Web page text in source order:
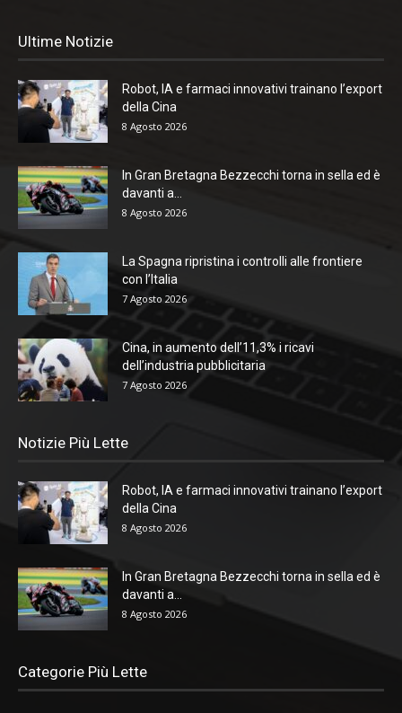
Ultime Notizie
Robot, IA e farmaci innovativi trainano l’export
della Cina
8 Agosto 2026
In Gran Bretagna Bezzecchi torna in sella ed è
davanti a...
8 Agosto 2026
La Spagna ripristina i controlli alle frontiere
con l’Italia
7 Agosto 2026
Cina, in aumento dell’11,3% i ricavi
dell’industria pubblicitaria
7 Agosto 2026
Notizie Più Lette
Robot, IA e farmaci innovativi trainano l’export
della Cina
8 Agosto 2026
In Gran Bretagna Bezzecchi torna in sella ed è
davanti a...
8 Agosto 2026
Categorie Più Lette